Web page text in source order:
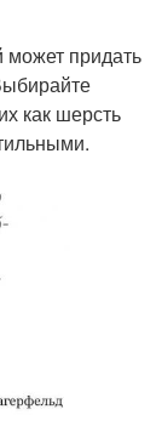
придать
как шерсть